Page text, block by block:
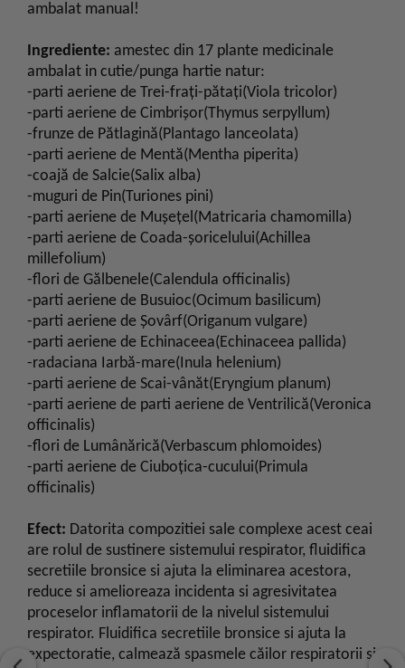
ambalat manual!
Ingrediente: amestec din 17 plante medicinale
ambalat in cutie/punga hartie natur:
-parti aeriene de Trei-fraţi-pătaţi(Viola tricolor)
-parti aeriene de Cimbrişor(Thymus serpyllum)
-frunze de Pătlagină(Plantago lanceolata)
-parti aeriene de Mentă(Mentha piperita)
-coajă de Salcie(Salix alba)
-muguri de Pin(Turiones pini)
-parti aeriene de Muşeţel(Matricaria chamomilla)
-parti aeriene de Coada-şoricelului(Achillea
millefolium)
-flori de Gălbenele(Calendula officinalis)
-parti aeriene de Busuioc(Ocimum basilicum)
-parti aeriene de Şovârf(Origanum vulgare)
-parti aeriene de Echinaceea(Echinaceea pallida)
-radaciana Iarbă-mare(Inula helenium)
-parti aeriene de Scai-vânăt(Eryngium planum)
-parti aeriene de parti aeriene de Ventrilică(Veronica
officinalis)
-flori de Lumânărică(Verbascum phlomoides)
-parti aeriene de Ciuboţica-cucului(Primula
officinalis)
Efect: Datorita compozitiei sale complexe acest ceai
are rolul de sustinere sistemului respirator, fluidifica
secretiile bronsice si ajuta la eliminarea acestora,
reduce si amelioreaza incidenta si agresivitatea
proceselor inflamatorii de la nivelul sistemului
respirator. Fluidifica secretiile bronsice si ajuta la
expectoratie, calmează spasmele căilor respiratorii si